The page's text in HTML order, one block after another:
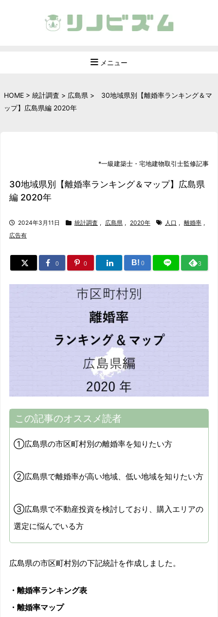
メニュー
HOME > 統計調査 > 広島県 >
30地域県別【離婚率ランキング＆マ
ップ】広島県編 2020年
*一級建築士 ・ 宅地建物取引士監修記事
30地域県別【離婚率ランキング＆マップ】広島県
編 2020年
2024年3月11日 統計調査 , 広島県 , 2020年 人口 , 離婚率 ,
広告有
0 0 B! 0 3
この記事のオススメ読者
①広島県の市区町村別の離婚率を知りたい方
②広島県で離婚率が高い地域、低い地域を知りたい方
③広島県で不動産投資を検討しており、購入エリアの
選定に悩んでいる方
広島県の市区町村別の下記統計を作成しました。
・離婚率ランキング表
・離婚率マップ